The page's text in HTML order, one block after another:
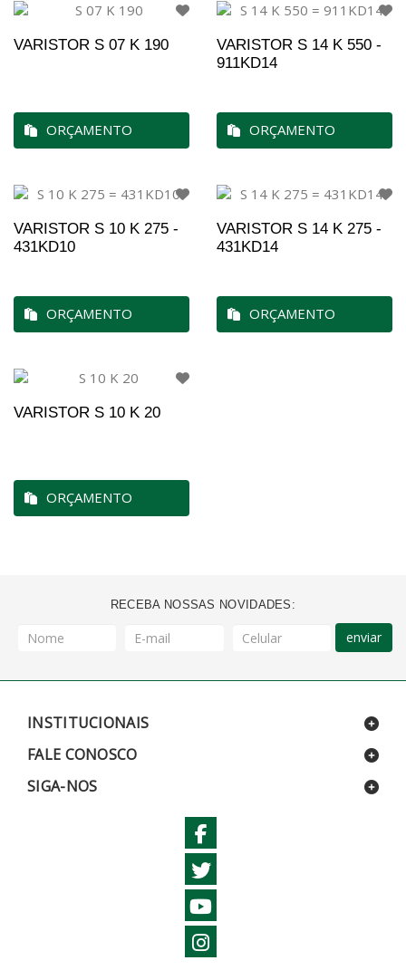
VARISTOR S 07 K 190
ORÇAMENTO
VARISTOR S 14 K 550 -
911KD14
ORÇAMENTO
VARISTOR S 10 K 275 -
431KD10
ORÇAMENTO
VARISTOR S 14 K 275 -
431KD14
ORÇAMENTO
VARISTOR S 10 K 20
ORÇAMENTO
RECEBA NOSSAS NOVIDADES:
enviar
INSTITUCIONAIS
FALE CONOSCO
SIGA-NOS